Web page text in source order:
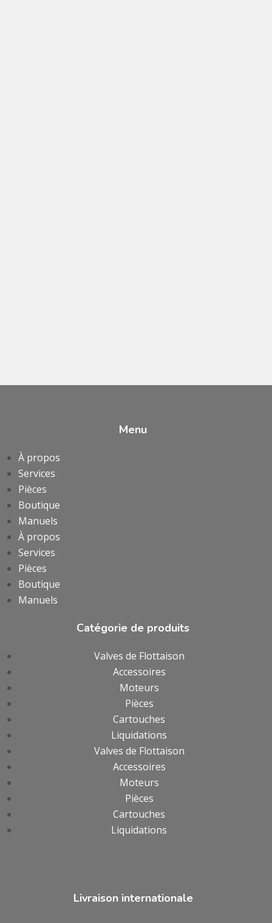
Menu
À propos
Services
Pièces
Boutique
Manuels
À propos
Services
Pièces
Boutique
Manuels
Catégorie de produits
Valves de Flottaison
Accessoires
Moteurs
Pièces
Cartouches
Liquidations
Valves de Flottaison
Accessoires
Moteurs
Pièces
Cartouches
Liquidations
Livraison internationale